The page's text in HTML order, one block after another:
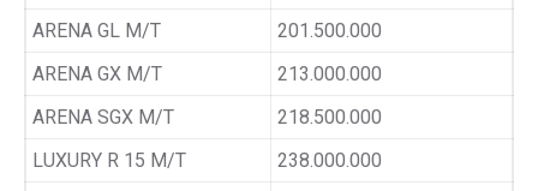
ARENA GL M/T
201.500.000
ARENA GX M/T
213.000.000
ARENA SGX M/T
218.500.000
LUXURY R 15 M/T
238.000.000